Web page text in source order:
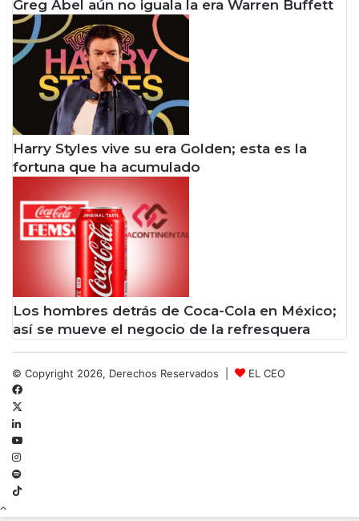
Greg Abel aún no iguala la era Warren Buffett
Harry Styles vive su era Golden; esta es la
fortuna que ha acumulado
Los hombres detrás de Coca-Cola en México;
así se mueve el negocio de la refresquera
© Copyright 2026, Derechos Reservados |
EL CEO
Spotify